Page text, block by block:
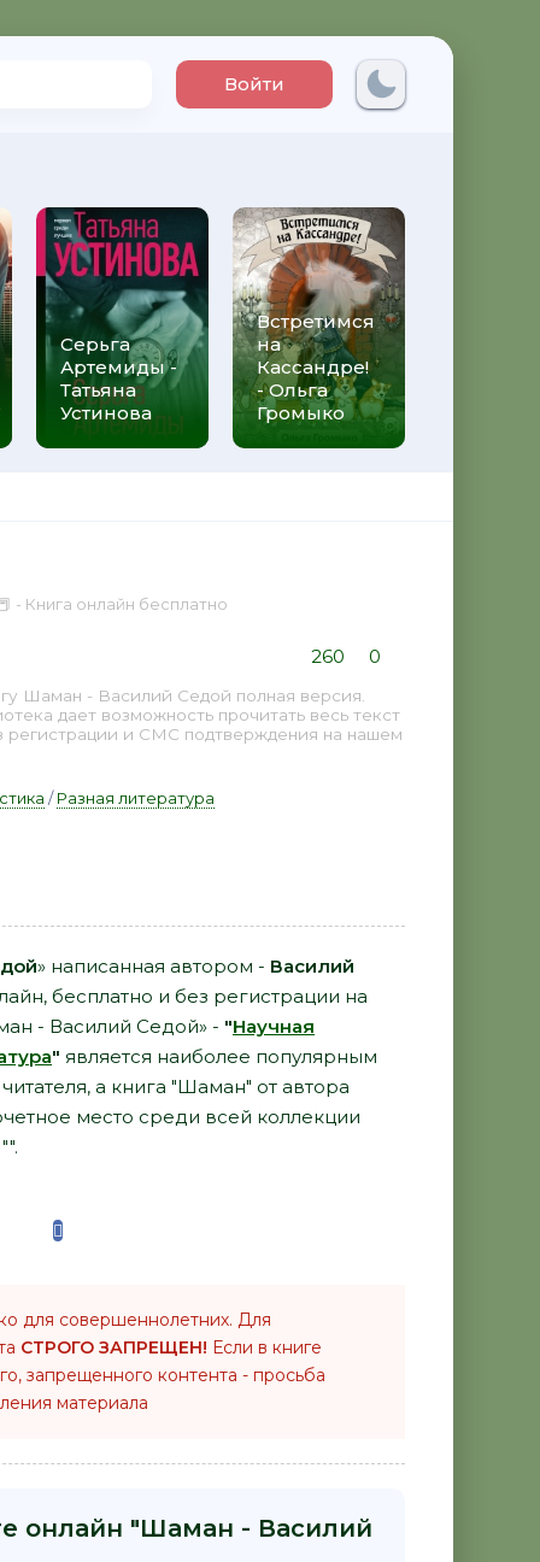
Войти
Серьга
Артемиды -
Татьяна
Устинова
Встретимся
на
Кассандре!
- Ольга
Громыко
- Книга онлайн бесплатно
260 0
Шаман - Василий Седой полная версия.
дает возможность прочитать весь текст
регистрации и СМС подтверждения на нашем
/Разная литература
» написанная автором - Василий
бесплатно и без регистрации на
- Василий Седой» - "Научная
" является наиболее популярным
а книга "Шаман" от автора
место среди всей коллекции
для совершеннолетних. Для
СТРОГО ЗАПРЕЩЕН! Если в книге
запрещенного контента - просьба
материала
онлайн "Шаман - Василий